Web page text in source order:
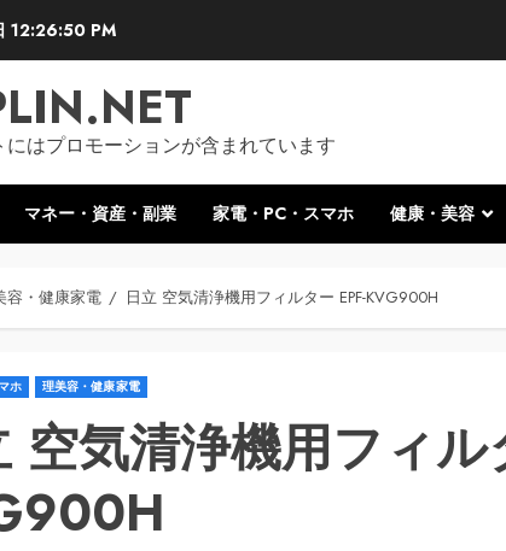
12:26:51 PM
にはプロモーションが含まれています
マネー・資産・副業 家電・PC・スマホ 健康・美容
容・健康家電 日立 空気清浄機用フィルター EPF-KVG900H
ホ 理美容・健康家電
空気清浄機用フィル